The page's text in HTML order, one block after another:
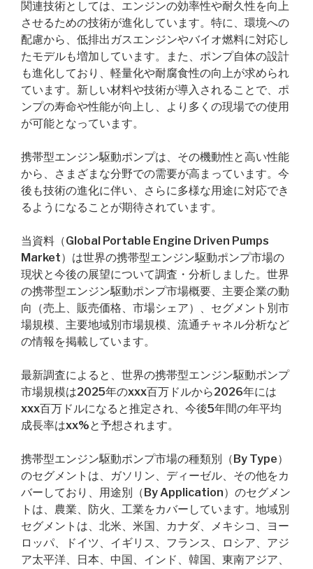
関連技術としては、エンジンの効率性や耐久性を向上
させるための技術が進化しています。特に、環境への
配慮から、低排出ガスエンジンやバイオ燃料に対応し
たモデルも増加しています。また、ポンプ自体の設計
も進化しており、軽量化や耐腐食性の向上が求められ
ています。新しい材料や技術が導入されることで、ポ
ンプの寿命や性能が向上し、より多くの現場での使用
が可能となっています。
携帯型エンジン駆動ポンプは、その機動性と高い性能
から、さまざまな分野での需要が高まっています。今
後も技術の進化に伴い、さらに多様な用途に対応でき
るようになることが期待されています。
当資料（Global Portable Engine Driven Pumps
Market）は世界の携帯型エンジン駆動ポンプ市場の
現状と今後の展望について調査・分析しました。世界
の携帯型エンジン駆動ポンプ市場概要、主要企業の動
向（売上、販売価格、市場シェア）、セグメント別市
場規模、主要地域別市場規模、流通チャネル分析など
の情報を掲載しています。
最新調査によると、世界の携帯型エンジン駆動ポンプ
市場規模は2025年のxxx百万ドルから2026年には
xxx百万ドルになると推定され、今後5年間の年平均
成長率はxx%と予想されます。
携帯型エンジン駆動ポンプ市場の種類別（By Type）
のセグメントは、ガソリン、ディーゼル、その他をカ
バーしており、用途別（By Application）のセグメン
トは、農業、防火、工業をカバーしています。地域別
セグメントは、北米、米国、カナダ、メキシコ、ヨー
ロッパ、ドイツ、イギリス、フランス、ロシア、アジ
ア太平洋、日本、中国、インド、韓国、東南アジア、